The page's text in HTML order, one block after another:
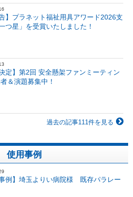
告】プラネット福祉用具アワード2026支
つ星」を受賞いたしました！
決定】第2回 安全懸架ファンミーティン
＆演題募集中！
過去の記事111件を見る
使用事例
事例】埼玉よりい病院様 既存パラレー